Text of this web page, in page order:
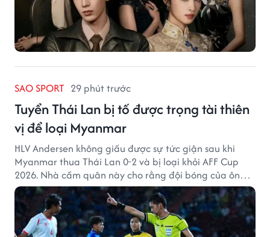
SAO SPORT 29 phút trước
Tuyển Thái Lan bị tố được trọng tài thiên
vị để loại Myanmar
HLV Andersen không giấu được sự tức giận sau khi
Myanmar thua Thái Lan 0-2 và bị loại khỏi AFF Cup
2026. Nhà cầm quân này cho rằng đội bóng của ông
thất bại bởi những quyết định từ tổ trọng tài.